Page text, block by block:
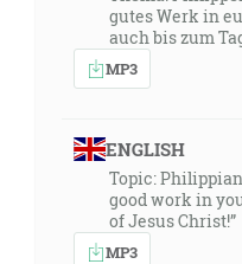
gutes Werk in
auch bis zum
MP3
ENGLISH
Topic:
good work in
of Jesus Christ!”
MP3